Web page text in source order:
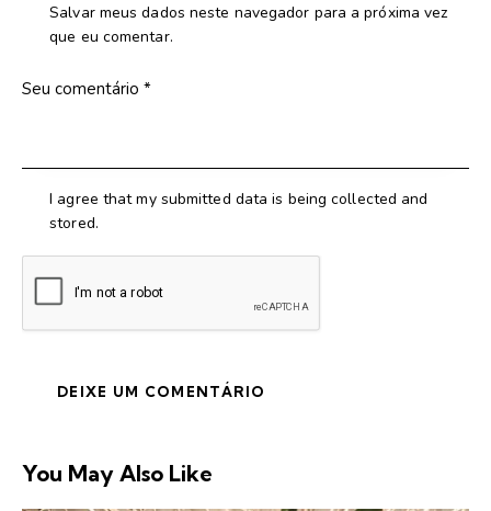
Salvar meus dados neste navegador para a próxima vez
que eu comentar.
I agree that my submitted data is being collected and
stored.
You May Also Like